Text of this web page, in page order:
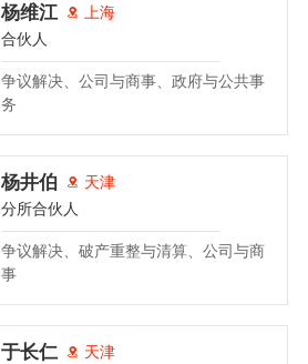
杨维江
上海
合伙人
争议解决、公司与商事、政府与公共事
务
杨井伯
天津
分所合伙人
争议解决、破产重整与清算、公司与商
事
于长仁
天津